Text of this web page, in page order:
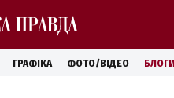
ГРАФІКА ФОТО/ВІДЕО БЛОГИ